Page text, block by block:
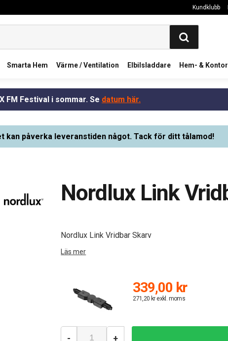
Kundklubb
Smarta Hem Värme / Ventilation Elbilsladdare Hem- &
FM Festival i sommar. Se datum här.
kan påverka leveranstiden något. Tack för ditt tålamod!
Nordlux Link
Nordlux Link Vridbar Skarv
Läs mer
339,00 kr
271,20 kr exkl. moms
- +